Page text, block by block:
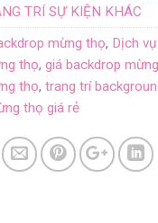
TRÍ SỰ KIỆN KHÁC
mừng thọ, Dịch
thọ, giá backdrop
thọ, trang trí
thọ giá rẻ